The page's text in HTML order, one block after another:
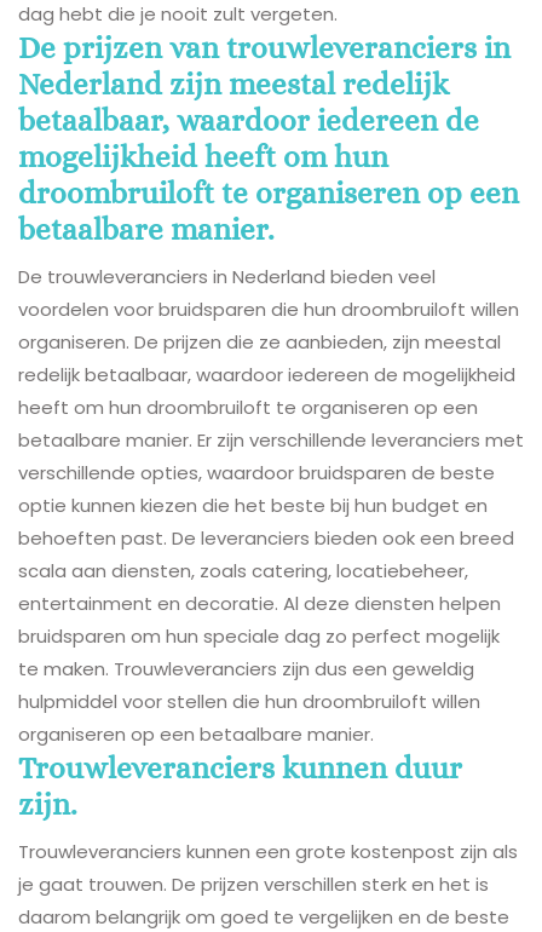
dag hebt die je nooit zult vergeten.
De prijzen van trouwleveranciers in
Nederland zijn meestal redelijk
betaalbaar, waardoor iedereen de
mogelijkheid heeft om hun
droombruiloft te organiseren op een
betaalbare manier.
De trouwleveranciers in Nederland bieden veel
voordelen voor bruidsparen die hun droombruiloft willen
organiseren. De prijzen die ze aanbieden, zijn meestal
redelijk betaalbaar, waardoor iedereen de mogelijkheid
heeft om hun droombruiloft te organiseren op een
betaalbare manier. Er zijn verschillende leveranciers met
verschillende opties, waardoor bruidsparen de beste
optie kunnen kiezen die het beste bij hun budget en
behoeften past. De leveranciers bieden ook een breed
scala aan diensten, zoals catering, locatiebeheer,
entertainment en decoratie. Al deze diensten helpen
bruidsparen om hun speciale dag zo perfect mogelijk
te maken. Trouwleveranciers zijn dus een geweldig
hulpmiddel voor stellen die hun droombruiloft willen
organiseren op een betaalbare manier.
Trouwleveranciers kunnen duur
zijn.
Trouwleveranciers kunnen een grote kostenpost zijn als
je gaat trouwen. De prijzen verschillen sterk en het is
daarom belangrijk om goed te vergelijken en de beste